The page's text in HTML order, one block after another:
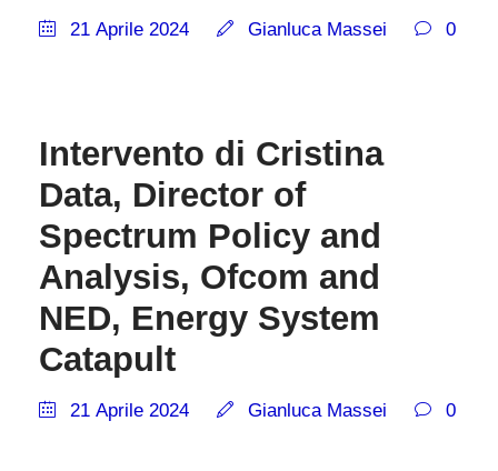
21 Aprile 2024 Gianluca Massei 0
Intervento di Cristina
Data, Director of
Spectrum Policy and
Analysis, Ofcom and
NED, Energy System
Catapult
21 Aprile 2024 Gianluca Massei 0